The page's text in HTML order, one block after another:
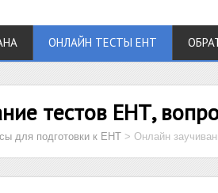
ОНЛАЙН ТЕСТЫ ЕНТ
тестов ЕНТ,
для подготовки к ЕНТ > Онлайн